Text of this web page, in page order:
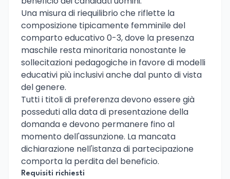
Una misura di riequilibrio che riflette la
composizione tipicamente femminile del
comparto educativo 0-3, dove la presenza
maschile resta minoritaria nonostante le
sollecitazioni pedagogiche in favore di modelli
educativi più inclusivi anche dal punto di vista
del genere.
Tutti i titoli di preferenza devono essere già
posseduti alla data di presentazione della
domanda e devono permanere fino al
momento dell'assunzione. La mancata
dichiarazione nell'istanza di partecipazione
comporta la perdita del beneficio.
Requisiti richiesti